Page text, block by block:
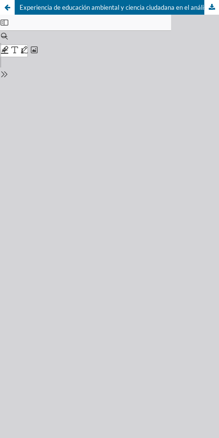
Experiencia de educación ambiental y ciencia ciudadana en el análisis de calidad de agua